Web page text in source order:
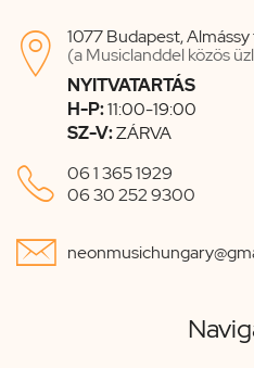

1077 Budapest,
(a Musiclanddel közös
NYITVATARTÁS
H-P:11:00-19:00
SZ-V:ZÁRVA
 06 1 365 1929
06 30 252 9300
